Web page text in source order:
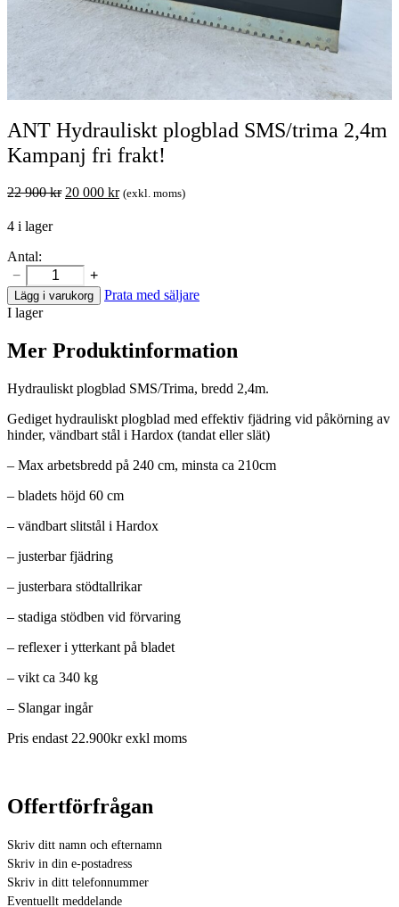
ANT Hydrauliskt plogblad SMS/trima 2,4m
Kampanj fri frakt!
22 900kr Det
900 kr.
20 000 krDet
000 kr.
(exkl. moms)
4 i lager
Antal:
ANT
Hydrauliskt
plogblad
2,4m
Kampanj
frakt!
− +
Lägg i varukorg
Prata med säljare
I lager
Mer Produktinformation
Hydrauliskt plogblad SMS/Trima, bredd 2,4m.
Gediget hydrauliskt plogblad med effektiv fjädring vid påkörning av
hinder, vändbart stål i Hardox (tandat eller slät)
– Max arbetsbredd på 240 cm, minsta ca 210cm
– bladets höjd 60 cm
– vändbart slitstål i Hardox
– justerbar fjädring
– justerbara stödtallrikar
– stadiga stödben vid förvaring
– reflexer i ytterkant på bladet
– vikt ca 340 kg
– Slangar ingår
Pris endast 22.900kr exkl moms
Offertförfrågan